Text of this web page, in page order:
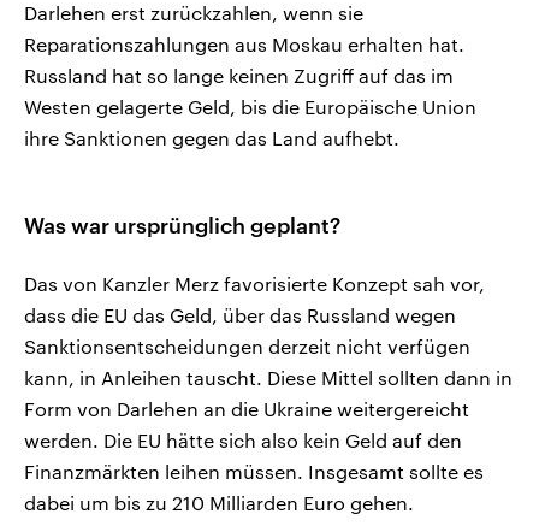
Darlehen erst zurückzahlen, wenn sie
Reparationszahlungen aus Moskau erhalten hat.
Russland hat so lange keinen Zugriff auf das im
Westen gelagerte Geld, bis die Europäische Union
ihre Sanktionen gegen das Land aufhebt.
Was war ursprünglich geplant?
Das von Kanzler Merz favorisierte Konzept sah vor,
dass die EU das Geld, über das Russland wegen
Sanktionsentscheidungen derzeit nicht verfügen
kann, in Anleihen tauscht. Diese Mittel sollten dann in
Form von Darlehen an die Ukraine weitergereicht
werden. Die EU hätte sich also kein Geld auf den
Finanzmärkten leihen müssen. Insgesamt sollte es
dabei um bis zu 210 Milliarden Euro gehen.